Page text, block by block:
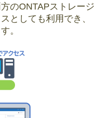
のONTAPストレージ
としても利用でき、
。